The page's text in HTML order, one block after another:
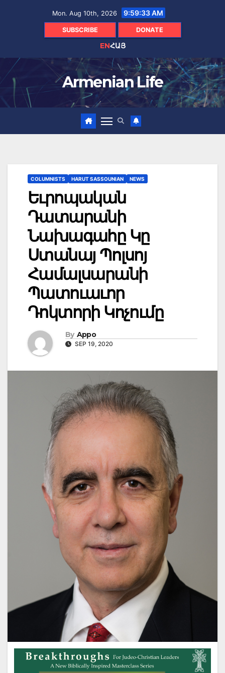
Mon. Aug 10th, 2026 9:59:34 AM
SUBSCRIBE DONATE
ENՀԱՅ
Armenian Life
COLUMNISTS HARUT SASSOUNIAN NEWS
Եւրոպական
Դատարանի
Նախագահը Կը
Ստանայ Պոլսոյ
Համալսարանի
Պատուաւոր
Դոկտորի Կոչումը
By Appo
SEP 19, 2020